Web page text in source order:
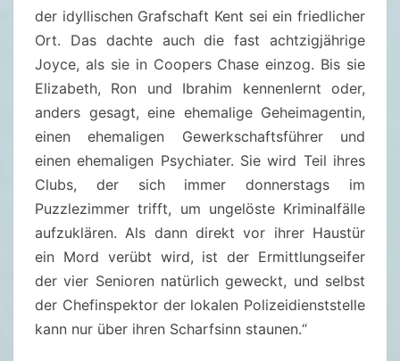
der idyllischen Grafschaft Kent sei ein friedlicher
Ort. Das dachte auch die fast achtzigjährige
Joyce, als sie in Coopers Chase einzog. Bis sie
Elizabeth, Ron und Ibrahim kennenlernt oder,
anders gesagt, eine ehemalige Geheimagentin,
einen ehemaligen Gewerkschaftsführer und
einen ehemaligen Psychiater. Sie wird Teil ihres
Clubs, der sich immer donnerstags im
Puzzlezimmer trifft, um ungelöste Kriminalfälle
aufzuklären. Als dann direkt vor ihrer Haustür
ein Mord verübt wird, ist der Ermittlungseifer
der vier Senioren natürlich geweckt, und selbst
der Chefinspektor der lokalen Polizeidienststelle
kann nur über ihren Scharfsinn staunen.“